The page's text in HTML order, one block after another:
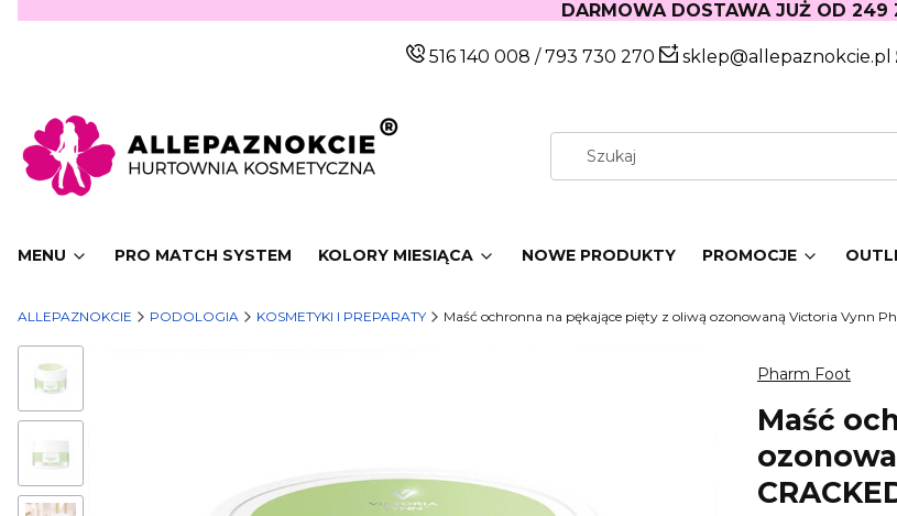
DARMOWA DOSTAWA JUŻ OD 249
516 140 008 /793 730 270 sklep@allepaznokcie.pl
MENU PRO MATCH SYSTEM KOLORY MIESIĄCA NOWE PRODUKTY PROMOCJE
ALLEPAZNOKCIE PODOLOGIA KOSMETYKI I PREPARATY Maść ochronna na pękające pięty z oliwą ozonowaną Victoria Vynn
Pharm Foot
Maść